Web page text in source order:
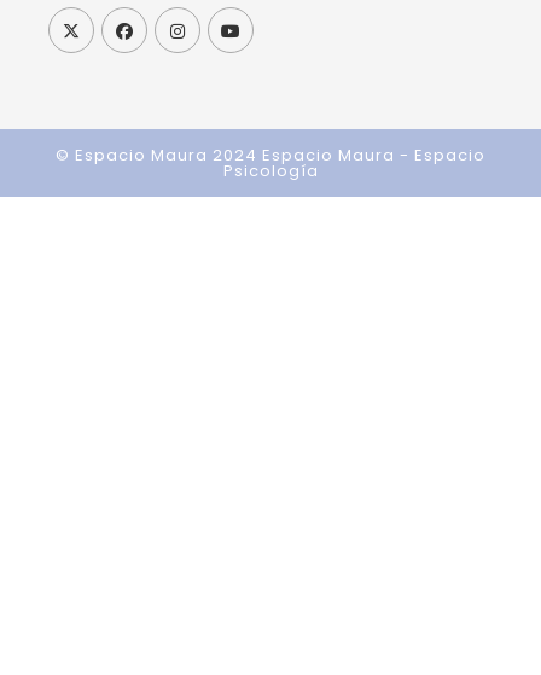
© Espacio Maura 2024 Espacio Maura - Espacio
Psicología